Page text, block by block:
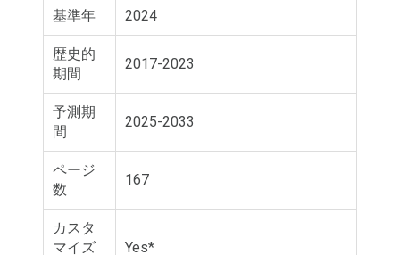
基準年 2024
歴史的
期間
2017-2023
予測期
間
2025-2033
ページ
数
167
カスタ
マイズ
Yes*